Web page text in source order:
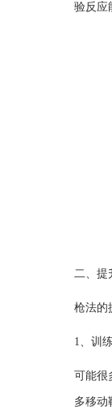
验反应
二、提
枪法的
1、训
可能很
多移动